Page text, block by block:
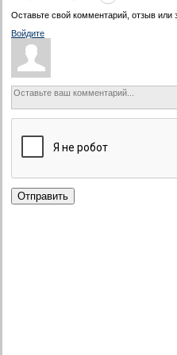
Оставьте свой комментарий, отзыв или
Войдите
Отправить